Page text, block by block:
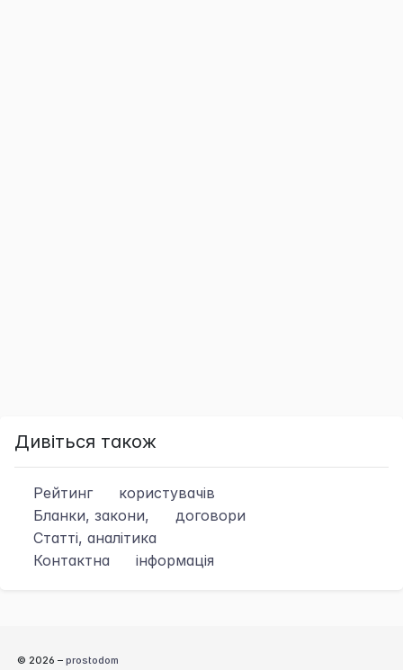
Дивіться також
Рейтинг
користувачів
Бланки, закони,
договори
Статті, аналітика
Контактна
інформація
© 2026 – prostodom